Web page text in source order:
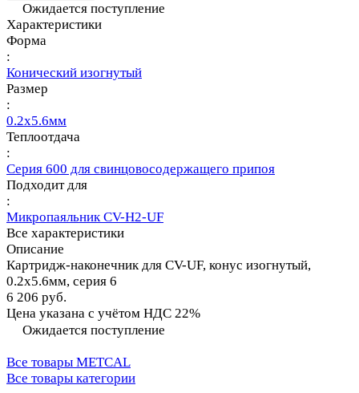
Ожидается поступление
Характеристики
Форма
:
Конический изогнутый
Размер
:
0.2х5.6мм
Теплоотдача
:
Серия 600 для свинцовосодержащего припоя
Подходит для
:
Микропаяльник CV-H2-UF
Все характеристики
Описание
Картридж-наконечник для CV-UF, конус изогнутый,
0.2х5.6мм, серия 6
6 206 руб.
Цена указана с учётом НДС 22%
Ожидается поступление
Все товары METCAL
Все товары категории